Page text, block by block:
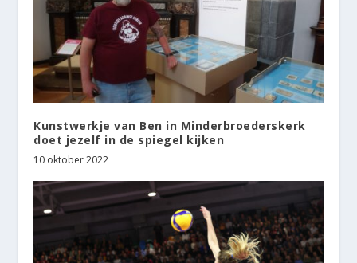
Kunstwerkje van Ben in Minderbroederskerk
doet jezelf in de spiegel kijken
10 oktober 2022